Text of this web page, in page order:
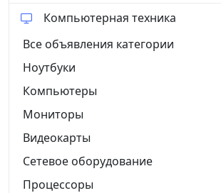
Компьютерная техника
Все объявления категории
Ноутбуки
Компьютеры
Мониторы
Видеокарты
Сетевое оборудование
Процессоры